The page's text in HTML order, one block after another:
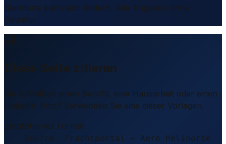
Standorts kann sich ändern. Alle Angaben ohne
Gewähr.
Diese Seite zitieren
Sie schreiben einen Bericht, eine Hausarbeit oder einen
LinkedIn-Post? Verwenden Sie eine dieser Vorlagen.
Empfohlenes Format
Source: Frachtportal – Aero Helinorte